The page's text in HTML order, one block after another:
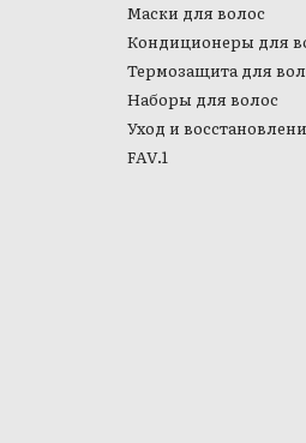
Маски для волос
Кондиционеры для
Термозащита для
Наборы для волос
Уход и
FAV.1